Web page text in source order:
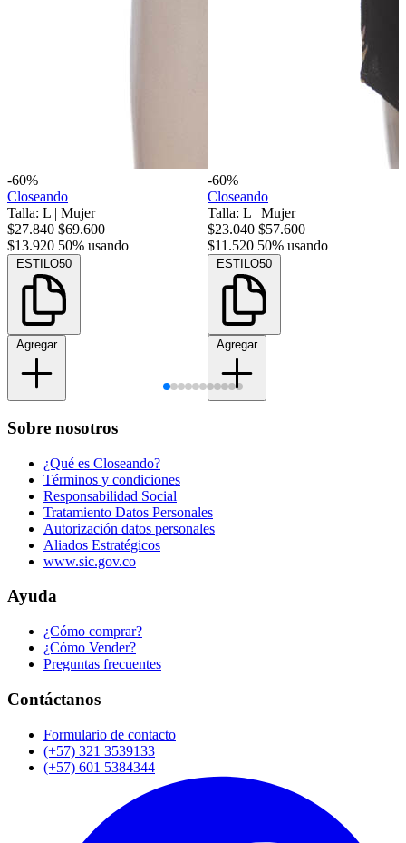
-60%
Closeando
Talla: L | Mujer
$27.840 $69.600
$13.920 50% usando
ESTILO50
Agregar
-60%
Closeando
Talla: L | Mujer
$23.040 $57.600
$11.520 50% usando
ESTILO50
Agregar
Sobre nosotros
¿Qué es Closeando?
Términos y condiciones
Responsabilidad Social
Tratamiento Datos Personales
Autorización datos personales
Aliados Estratégicos
www.sic.gov.co
Ayuda
¿Cómo comprar?
¿Cómo Vender?
Preguntas frecuentes
Contáctanos
Formulario de contacto
(+57) 321 3539133
(+57) 601 5384344